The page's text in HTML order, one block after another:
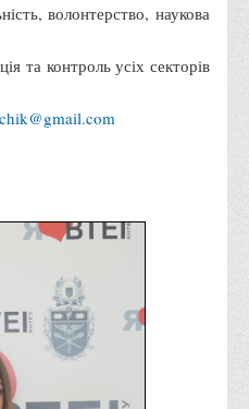
освіти
про захист прав інтелектуальної
«ВАТРА»
волонтерство, наукова
та контроль усіх секторів